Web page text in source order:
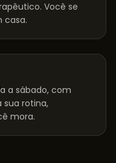
Você se
casa.
a sábado, com
sua rotina,
mora.